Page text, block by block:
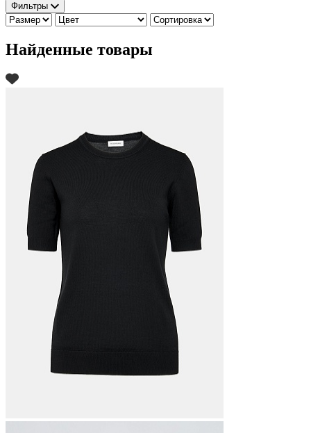
Фильтры
Найденные товары